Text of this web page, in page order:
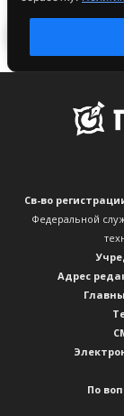
Св-во
Федеральной
Адрес
По